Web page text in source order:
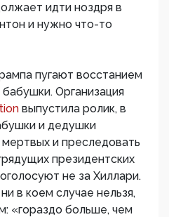
идти ноздря в
и нужно что-то
пугают восстанием
Организация
выпустила ролик, в
и дедушки
и преследовать
президентских
не за Хиллари.
в коем случае нельзя,
«гораздо больше, чем